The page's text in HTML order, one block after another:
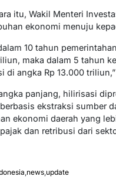
itu, Wakil Menteri
ekonomi menuju
10 tahun
maka dalam 5 tahun
di angka Rp 13.000
panjang, hilirisasi
ekstraksi sumber
ekonomi daerah yang
dan retribusi dari
,news,update